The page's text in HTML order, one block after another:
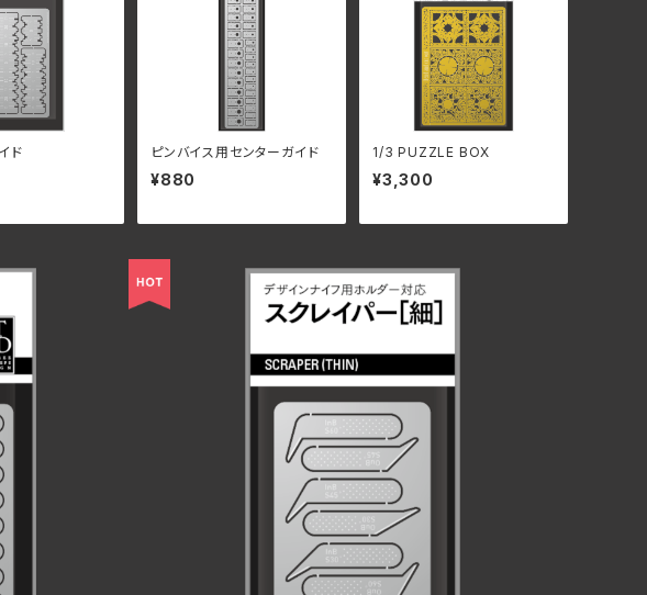
ド ピンバイス用センターガイド
¥880
1/3 PUZZLE BOX
¥3,300
スクレイバー［細］
¥660